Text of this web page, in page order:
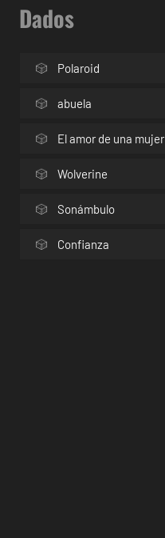
Dados
Polaroid
abuela
El amor de una mujer
Wolverine
Sonámbulo
Confianza